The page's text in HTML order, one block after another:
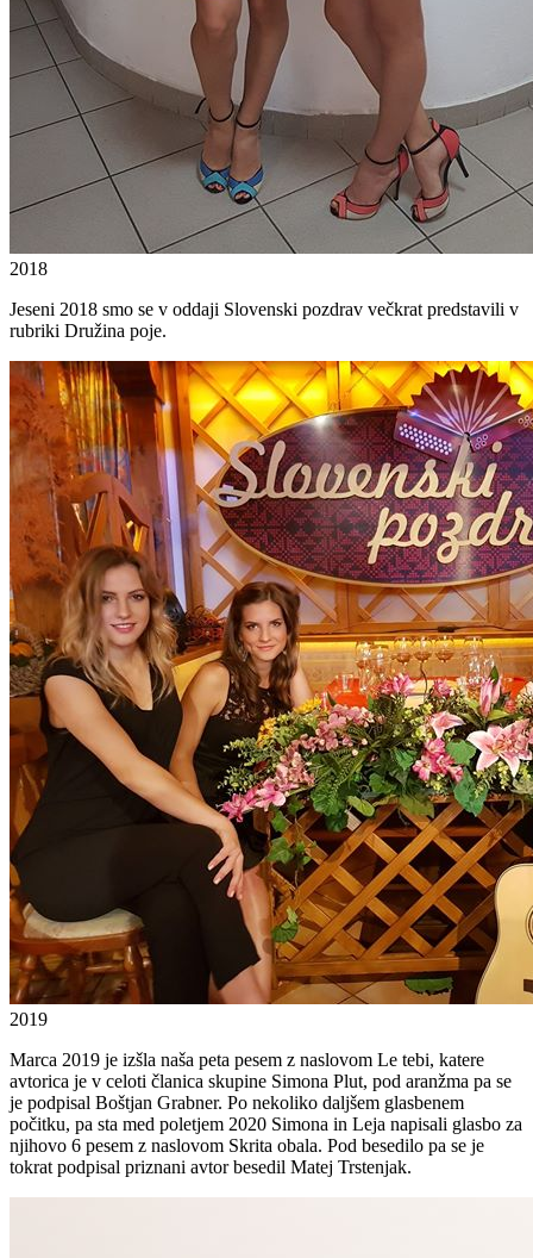
2018
Jeseni 2018 smo se v oddaji Slovenski pozdrav večkrat predstavili v
rubriki Družina poje.
2019
Marca 2019 je izšla naša peta pesem z naslovom Le tebi, katere
avtorica je v celoti članica skupine Simona Plut, pod aranžma pa se
je podpisal Boštjan Grabner. Po nekoliko daljšem glasbenem
počitku, pa sta med poletjem 2020 Simona in Leja napisali glasbo za
njihovo 6 pesem z naslovom Skrita obala. Pod besedilo pa se je
tokrat podpisal priznani avtor besedil Matej Trstenjak.